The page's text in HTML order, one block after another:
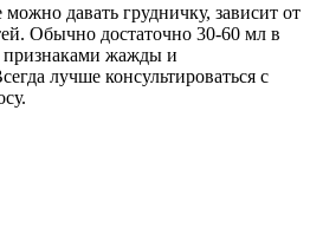
давать грудничку, зависит от
Обычно достаточно 30-60 мл в
признаками жажды и
лучше консультироваться с